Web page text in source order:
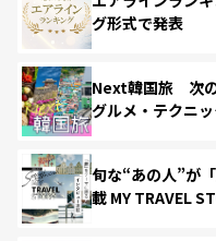
グ形式で発表
Next韓国旅 次の
グルメ・テクニ
旬な“あの人”が
載 MY TRAVEL